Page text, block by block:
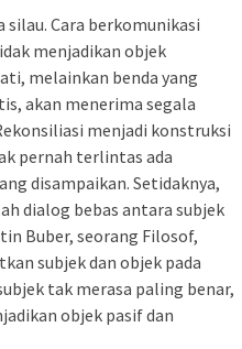
Cara berkomunikasi
menjadikan objek
melainkan benda yang
akan menerima segala
menjadi konstruksi
pernah terlintas ada
disampaikan. Setidaknya,
dialog bebas antara subjek
Buber, seorang Filosof,
subjek dan objek pada
tak merasa paling benar,
objek pasif dan